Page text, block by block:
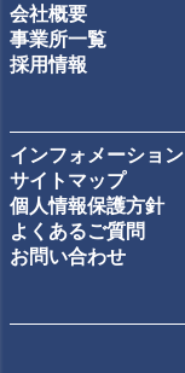
会社概要
事業所一覧
採用情報
インフォメーション
サイトマップ
個人情報保護方針
よくあるご質問
お問い合わせ